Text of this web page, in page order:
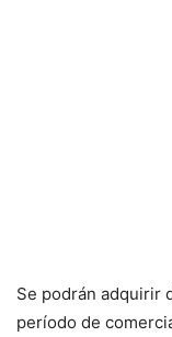
Se podrán adquirir
período de